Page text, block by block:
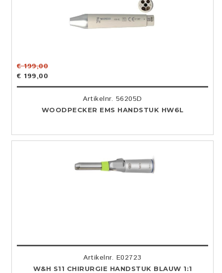
€ 199,00
€ 199,00
Artikelnr. 56205D
WOODPECKER EMS HANDSTUK HW6L
Artikelnr. E02723
W&H S11 CHIRURGIE HANDSTUK BLAUW 1:1